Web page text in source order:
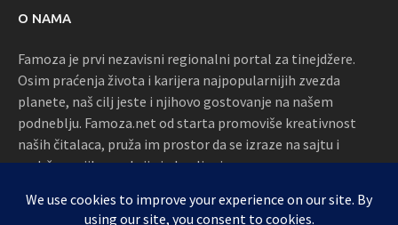
O NAMA
Famoza je prvi nezavisni regionalni portal za tinejdžere.
Osim praćenja života i karijera najpopularnijih zvezda
planete, naš cilj jeste i njihovo gostovanje na našem
podneblju. Famoza.net od starta promoviše kreativnost
naših čitalaca, pruža im prostor da se izraze na sajtu i
podržava njihove akcije i okupljanja